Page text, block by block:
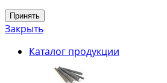
Принять
Закрыть
Каталог продукции